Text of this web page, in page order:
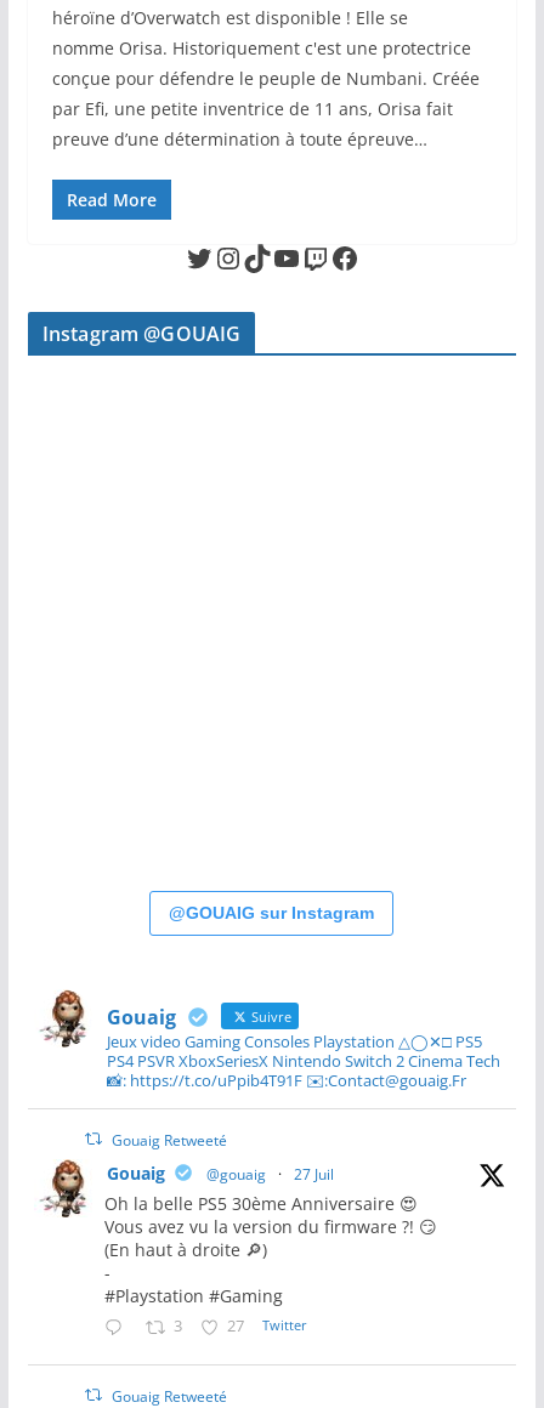
héroïne d’Overwatch est disponible ! Elle se
nomme Orisa. Historiquement c'est une protectrice
conçue pour défendre le peuple de Numbani. Créée
par Efi, une petite inventrice de 11 ans, Orisa fait
preuve d’une détermination à toute épreuve…
Read More
Twitter InstagramTikTok YouTube Twitch Facebook
Instagram @GOUAIG
@GOUAIG sur Instagram
Gouaig Suivre
Jeux video Gaming Consoles Playstation △◯✕□ PS5
PS4 PSVR XboxSeriesX Nintendo Switch 2 Cinema Tech
📸: https://t.co/uPpib4T91F ✉️:Contact@gouaig.Fr
Gouaig Retweeté
Gouaig @gouaig · 27 Juil
Oh la belle PS5 30ème Anniversaire 😍
Vous avez vu la version du firmware ?! 😏
(En haut à droite 🔎)
-
#Playstation #Gaming
3 27 Twitter
Gouaig Retweeté